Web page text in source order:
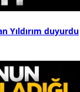
Yıldırım duyurdu